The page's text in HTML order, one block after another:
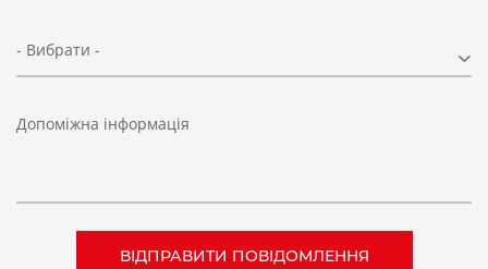
- Вибрати -
Допоміжна інформація